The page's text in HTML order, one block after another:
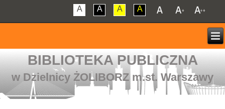
A A A A
BIBLIOTEKA PUBLICZNA
w Dzielnicy ŻOLIBORZ m.st. Warszawy